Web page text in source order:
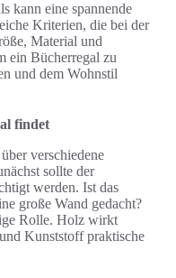
kann eine spannende
Kriterien, die bei der
Material und
ein Bücherregal zu
und dem Wohnstil
findet
verschiedene
sollte der
werden. Ist das
große Wand gedacht?
Rolle. Holz wirkt
Kunststoff praktische